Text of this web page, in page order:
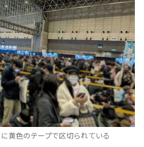
黄色のテープで区切られている